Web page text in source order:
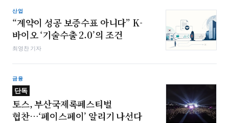
산업
“계약이 성공 보증수표 아니다” K-
바이오 ‘기술수출 2.0’의 조건
최영찬 기자
금융
단독
토스, 부산국제록페스티벌
협찬…‘페이스페이’ 알리기 나선다